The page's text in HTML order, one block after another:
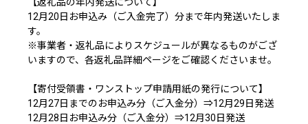
12月20日お申込み（ご入金完了）分まで年内発送いたしま
す。
※事業者・返礼品によりスケジュールが異なるものがござ
いますので、各返礼品詳細ページをご確認くださいませ。
【寄付受領書・ワンストップ申請用紙の発行について】
12月27日までのお申込み分（ご入金分）⇒12月29日発送
12月28日お申込み分（ご入金分）⇒12月30日発送